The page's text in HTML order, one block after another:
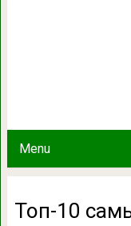
Menu
Топ-10